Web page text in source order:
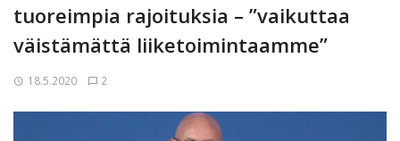
tuoreimpia rajoituksia – ”vaikuttaa
väistämättä liiketoimintaamme”
18.5.2020 2